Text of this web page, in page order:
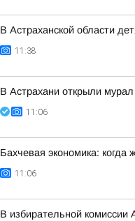
В Астраханской области
11:38
В Астрахани открыли
11:06
Бахчевая экономика:
11:06
В избирательной комиссии